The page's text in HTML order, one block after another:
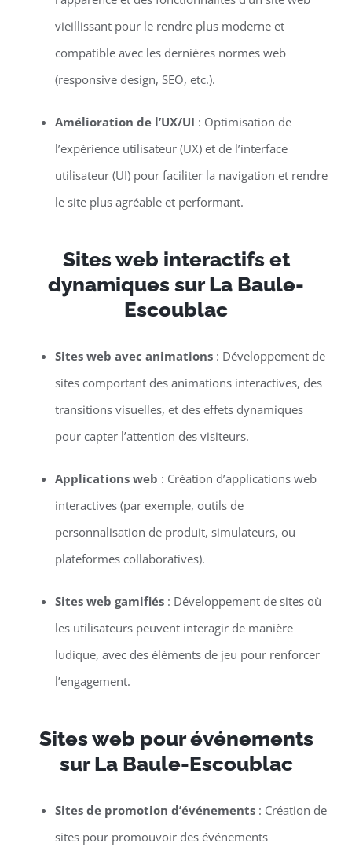
vieillissant pour le rendre plus moderne et
compatible avec les dernières normes web
(responsive design, SEO, etc.).
Amélioration de l’UX/UI : Optimisation de
l’expérience utilisateur (UX) et de l’interface
utilisateur (UI) pour faciliter la navigation et rendre
le site plus agréable et performant.
Sites web interactifs et
dynamiques sur La Baule-
Escoublac
Sites web avec animations: Développement de
sites comportant des animations interactives, des
transitions visuelles, et des effets dynamiques
pour capter l’attention des visiteurs.
Applications web : Création d’applications web
interactives (par exemple, outils de
personnalisation de produit, simulateurs, ou
plateformes collaboratives).
Sites web gamifiés: Développement de sites où
les utilisateurs peuvent interagir de manière
ludique, avec des éléments de jeu pour renforcer
l’engagement.
Sites web pour événements
sur La Baule-Escoublac
Sites de promotion d’événements: Création de
sites pour promouvoir des événements